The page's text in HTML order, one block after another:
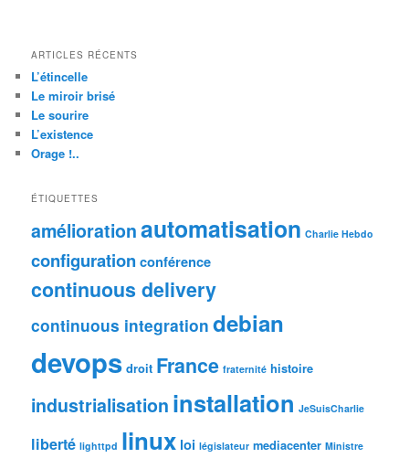
ARTICLES RÉCENTS
L’étincelle
Le miroir brisé
Le sourire
L’existence
Orage !..
ÉTIQUETTES
améliorationautomatisation Charlie Hebdo
configuration conférence
continuous delivery
continuous integration debian
devops droit France fraternité histoire
industrialisation installation JeSuisCharlie
liberté lighttpd linux loi législateur mediacenter Ministre